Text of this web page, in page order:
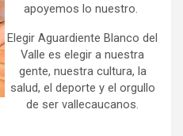
apoyemos lo nuestro.
Elegir Aguardiente Blanco del
Valle es elegir a nuestra
gente, nuestra cultura, la
salud, el deporte y el orgullo
de ser vallecaucanos.